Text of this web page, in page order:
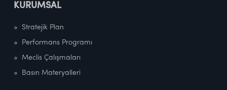
KURUMSAL
Stratejik Plan
Performans Programı
Meclis Çalışmaları
Basın Materyalleri